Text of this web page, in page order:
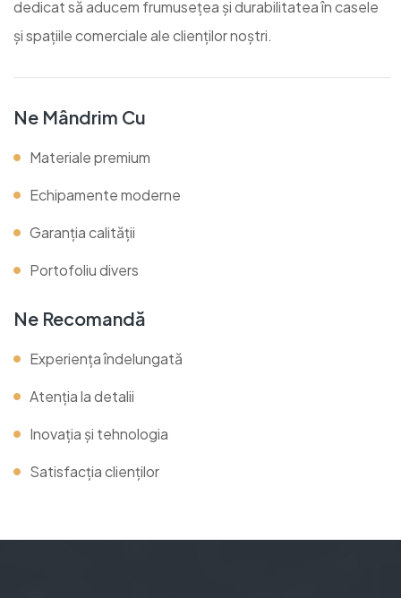
dedicat să aducem frumusețea și durabilitatea în casele
și spațiile comerciale ale clienților noștri.
Ne Mândrim Cu
Materiale premium
Echipamente moderne
Garanția calității
Portofoliu divers
Ne Recomandă
Experiența îndelungată
Atenția la detalii
Inovația și tehnologia
Satisfacția clienților